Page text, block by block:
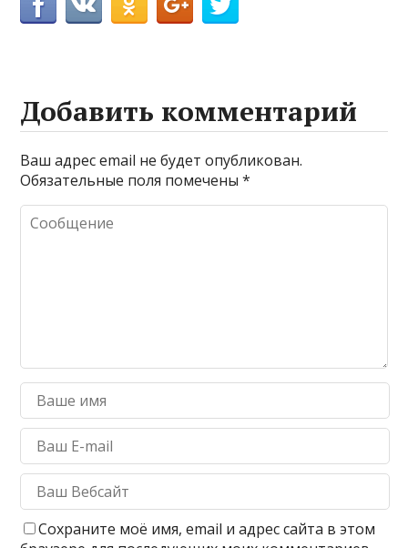
Добавить комментарий
Ваш адрес email не будет опубликован.
Обязательные поля помечены*
Сохраните моё имя, email и адрес сайта в этом